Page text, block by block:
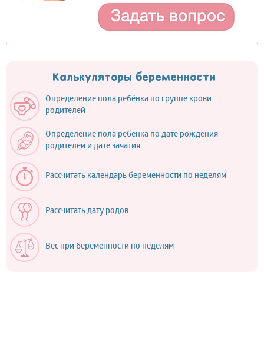
Калькуляторы беременности
Определение пола ребёнка по группе крови
родителей
Определение пола ребёнка по дате рождения
родителей и дате зачатия
Рассчитать календарь беременности по неделям
Рассчитать дату родов
Вес при беременности по неделям